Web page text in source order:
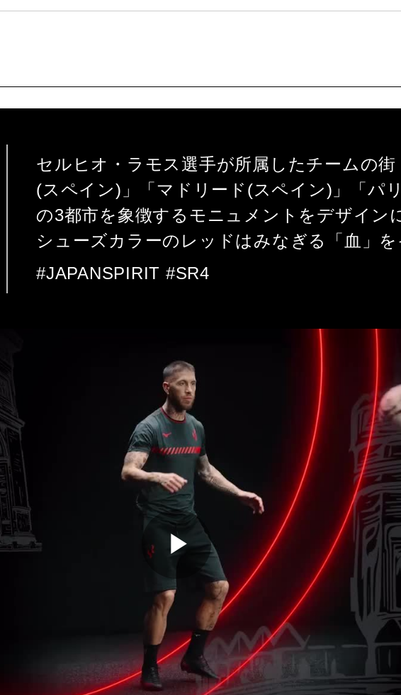
セルヒオ・ラモス選手が所属したチームの街
(スペイン)」「マドリード(スペイン)」「パ
の3都市を象徴するモニュメントをデザイン
シューズカラーのレッドはみなぎる「血」を
#JAPANSPIRIT #SR4